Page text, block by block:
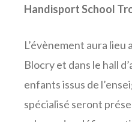
Handisport School
L’évènement aura
Blocry et dans le hall
enfants issus de
spécialisé seront